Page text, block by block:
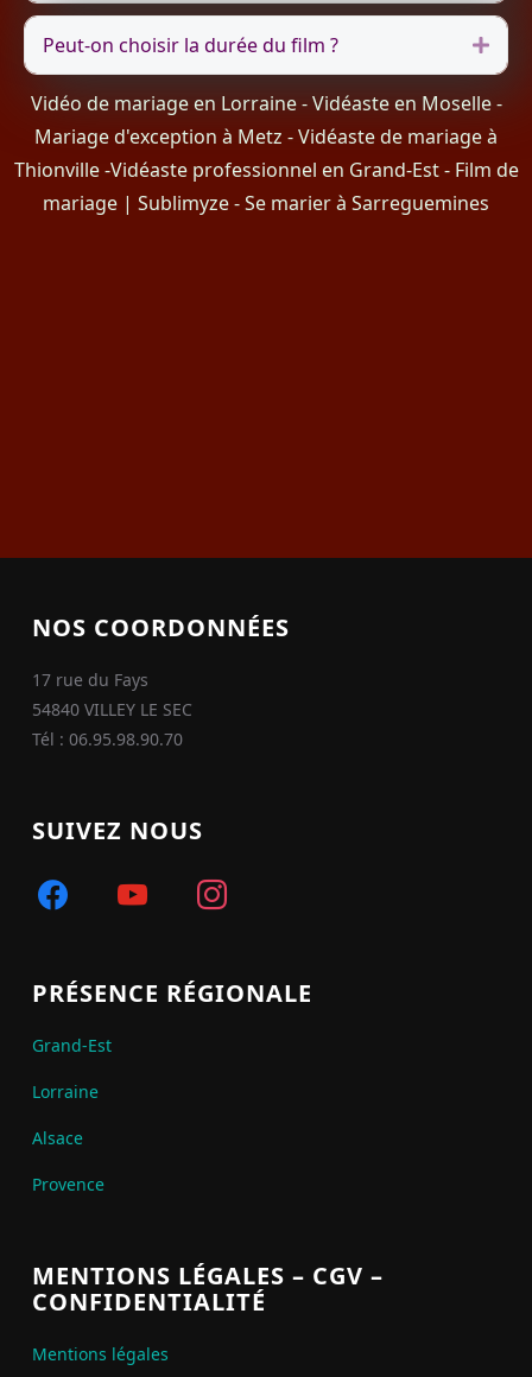
Peut-on choisir la durée du film ?
Vidéo de mariage en Lorraine-Vidéaste en Moselle-
Mariage d'exception à Metz -Vidéaste de mariage à
Thionville-Vidéaste professionnel en Grand-Est- Film de
mariage | Sublimyze-Se marier à Sarreguemines
NOS COORDONNÉES
17 rue du Fays
54840 VILLEY LE SEC
Tél : 06.95.98.90.70
SUIVEZ NOUS
facebook instagram
PRÉSENCE RÉGIONALE
Grand-Est
Lorraine
Alsace
Provence
MENTIONS LÉGALES – CGV –
CONFIDENTIALITÉ
Mentions légales